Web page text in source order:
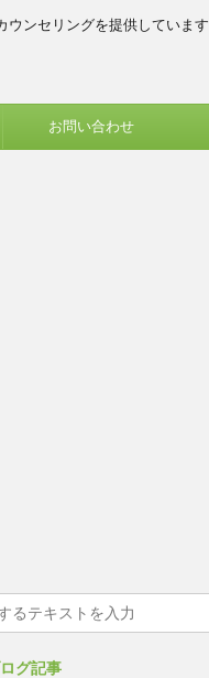
ウンセリングを提供しています
お問い合わせ
グ記事